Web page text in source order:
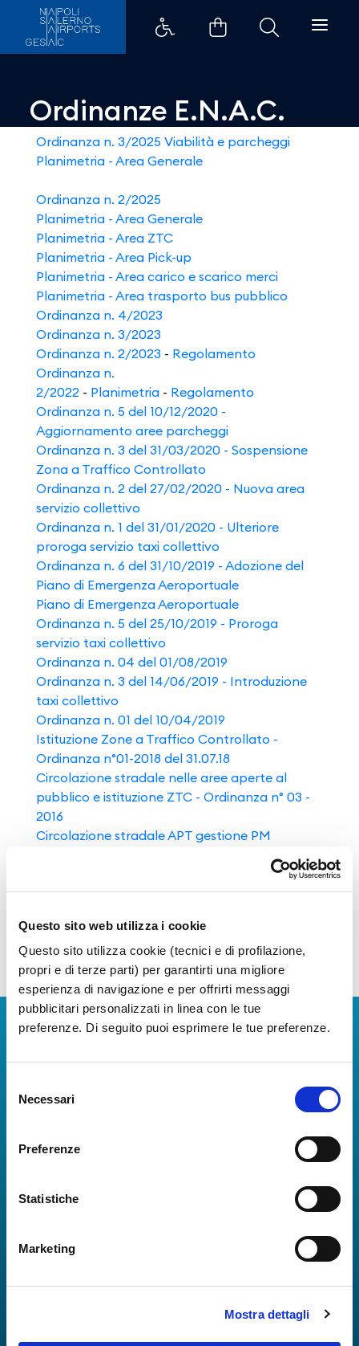
Questo sito web utilizza i cookie
Questo sito utilizza cookie (tecnici e di profilazione,
propri e di terze parti) per garantirti una migliore
esperienza di navigazione e per offrirti messaggi
pubblicitari personalizzati in linea con le tue
preferenze. Di seguito puoi esprimere le tue preferenze.
delNecessari
Preferenze
Statistiche
Marketing
Mostra dettagli
Ordinanze E.N.A.C. - Aeroporti
Ordinanze E.N.A.C.
Ordinanza n. 3/2025 Viabilità e parcheggi
Planimetria - Area Generale
Ordinanza n. 2/2025
Planimetria - Area Generale
Planimetria - Area ZTC
Planimetria - Area Pick-up
Planimetria - Area carico e scarico merci
Planimetria - Area trasporto bus pubblico
Ordinanza n. 4/2023
Ordinanza n. 3/2023
Ordinanza n. 2/2023 - Regolamento
Ordinanza n.
2/2022 - Planimetria- Regolamento
Ordinanza n. 5 del 10/12/2020 -
Aggiornamento aree parcheggi
Ordinanza n. 3 del 31/03/2020 - Sospensione
Zona a Traffico Controllato
Ordinanza n. 2 del 27/02/2020 - Nuova area
servizio collettivo
Ordinanza n. 1 del 31/01/2020 - Ulteriore
proroga servizio taxi collettivo
Ordinanza n. 6 del 31/10/2019 - Adozione del
Piano di Emergenza Aeroportuale
Piano di Emergenza Aeroportuale
Ordinanza n. 5 del 25/10/2019 - Proroga
servizio taxi collettivo
Ordinanza n. 04 del 01/08/2019
Ordinanza n. 3 del 14/06/2019 - Introduzione
taxi collettivo
Ordinanza n. 01 del 10/04/2019
Istituzione Zone a Traffico Controllato -
Ordinanza n°01-2018 del 31.07.18
Circolazione stradale nelle aree aperte al
pubblico e istituzione ZTC - Ordinanza n° 03 -
2016
Circolazione stradale APT gestione PM
Divieto commercio ambulante. - Ordinanza
n° 02 - 2015
n° 01 - 2016
Ordinanza n° 03 - 2010
Download Apps
The Guide to Naples International Airport Services!
Real-time information on flights, all services and
useful numbers to make your experience at Naples